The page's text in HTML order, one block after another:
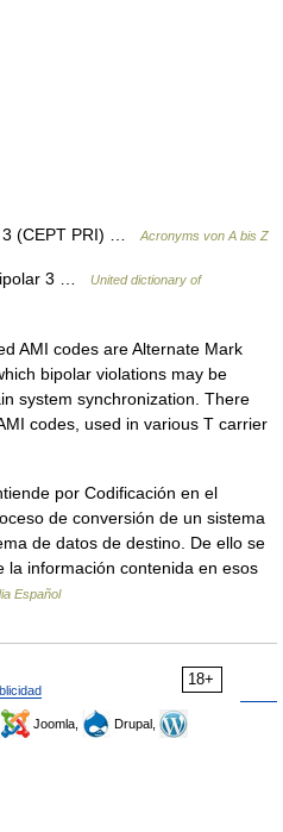
3 (CEPT PRI) … Acronyms von A bis Z
3 …
United dictionary of
AMI codes are Alternate Mark
bipolar violations may be
system synchronization. There
codes, used in various T carrier
por Codificación en el
de conversión de un sistema
de datos de destino. De ello se
la información contenida en esos
Español
18+
Joomla,
Drupal,